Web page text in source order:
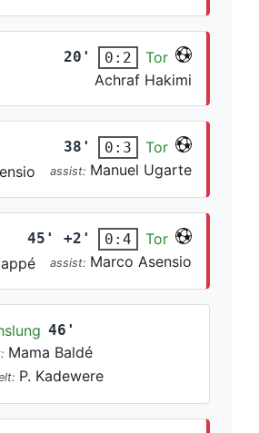
20' 0:2
Tor
Achraf Hakimi
38' 0:3
Tor
assist: Manuel Ugarte
45' +2' 0:4
Tor
assist: Marco Asensio
46'
Mama Baldé
P. Kadewere